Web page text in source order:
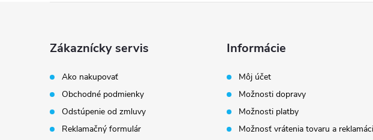
Zákaznícky servis
Ako nakupovať
Obchodné podmienky
Odstúpenie od zmluvy
Reklamačný formulár
Informácie
Môj účet
Možnosti dopravy
Možnosti platby
Možnosť vrátenia tovaru a